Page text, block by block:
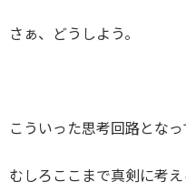
さぁ、どうしよう。
こういった思考回路とな
むしろここまで真剣に考